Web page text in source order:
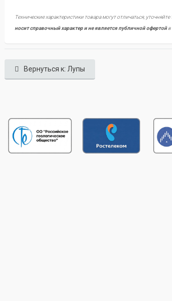
Технические характеристики товара могут отличаться,
носит справочный характер и не является публичной офертойв
Вернуться к: Лупы